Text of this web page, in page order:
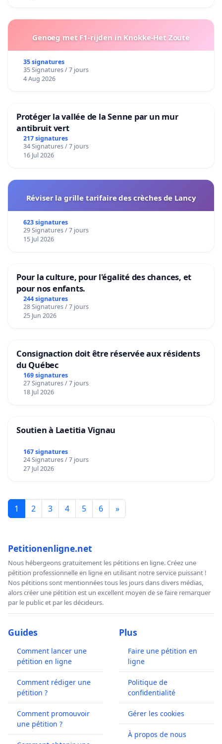
Genoeg met F1-rijden in Knokke-Het Zoute
35 signatures
35 Signatures / 7 jours
4 Aug 2026
Protéger la vallée de la Senne par un mur
antibruit vert
217 signatures
34 Signatures / 7 jours
16 Jul 2026
Réviser la grille tarifaire des crèches de Lancy
623 signatures
29 Signatures / 7 jours
15 Jul 2026
Pour la culture, pour l'égalité des chances, et
pour nos enfants.
244 signatures
28 Signatures / 7 jours
25 Jun 2026
Consignaction doit être réservée aux résidents
du Québec
169 signatures
27 Signatures / 7 jours
18 Jul 2026
Soutien à Laetitia Vignau
167 signatures
24 Signatures / 7 jours
27 Jul 2026
1 2 3 4 5 6 »
Petitionenligne.net
Nous hébergeons gratuitement les pétitions en ligne. Créez une
pétition professionnelle en ligne en utilisant notre service puissant !
Nos pétitions sont mentionnées tous les jours dans divers médias,
alors créer une pétition est un excellent moyen de se faire remarquer
par le public et par les décideurs.
Guides
Comment lancer une
pétition en ligne
Comment rédiger une
pétition ?
Comment promouvoir
une pétition ?
Plus
Faire une pétition en
ligne
Politique de
confidentialité
Gérer les cookies
À propos de nous